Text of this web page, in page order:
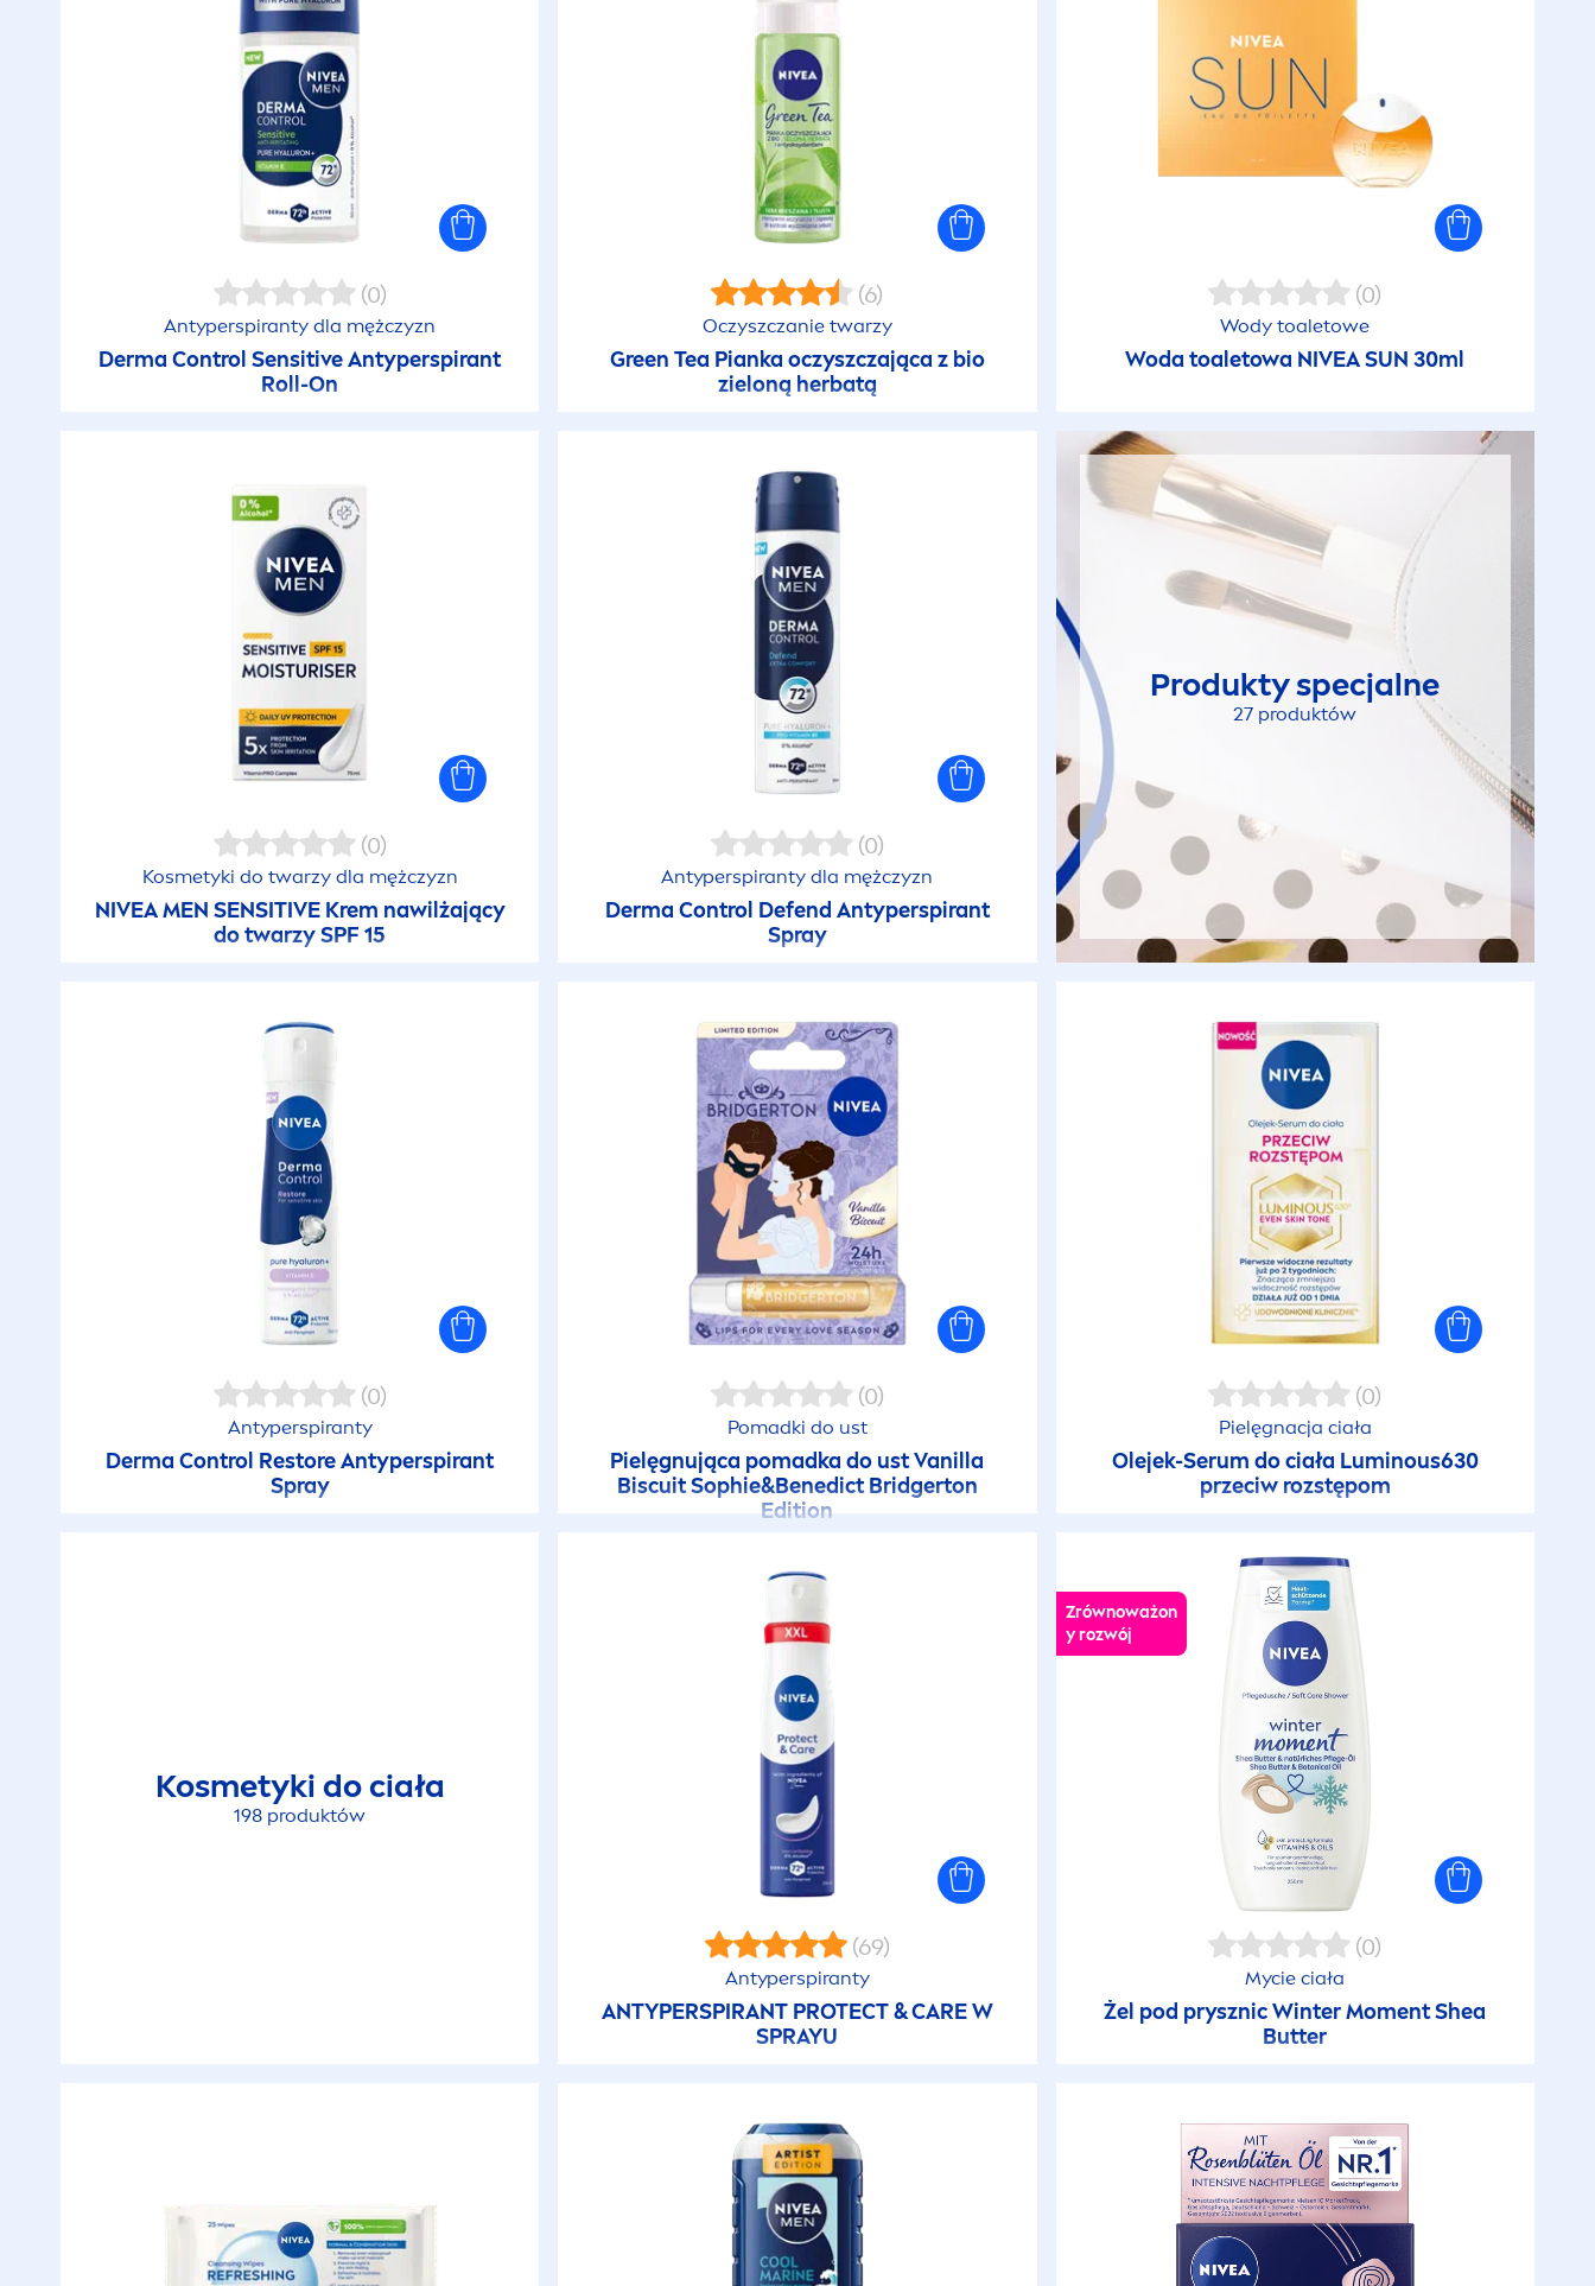
(0)
Antyperspiranty dla mężczyzn
Derma ControlSensitiveAntyperspirant
Roll-On
(6)
Oczyszczanie twarzy
Green Tea Pianka oczyszczająca z bio
zieloną herbatą
(0)
Wody toaletowe
Woda toaletowa NIVEASUN 30ml
(0)
Kosmetyki do twarzy dla mężczyzn
NIVEAMEN SENSITIVEKrem nawilżający
do twarzy SPF 15
(0)
Antyperspiranty dla mężczyzn
Derma Control Defend Antyperspirant
Spray
Produkty specjalne
27 produktów
(0)
Antyperspiranty
Derma Control Restore Antyperspirant
Spray
(0)
Pomadki do ust
Pielęgnująca pomadka do ustVanilla
Biscuit Sophie&Benedict Bridgerton
Edition
(0)
Pielęgnacja ciała
Olejek-Serum do ciała Luminous630
przeciw rozstępom
Kosmetyki do ciała
198 produktów
(69)
Antyperspiranty
ANTYPERSPIRANT PROTECT&CAREW
SPRAYU
Zrównoważon
y rozwój
(0)
Mycie ciała
Żel pod prysznic Winter Moment Shea
Butter